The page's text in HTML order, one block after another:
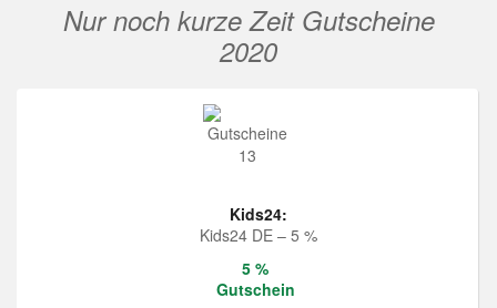
Nur noch kurze Zeit Gutscheine
2020
Kids24:
Kids24 DE – 5 %
5 %
Gutschein